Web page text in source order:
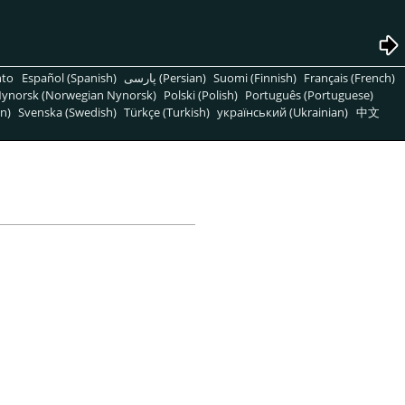
Español (Spanish) پارسی (Persian) Suomi (Finnish) Français (French)
(Norwegian Nynorsk) Polski (Polish) Português (Portuguese)
Svenska (Swedish) Türkçe (Turkish) український (Ukrainian) 中文